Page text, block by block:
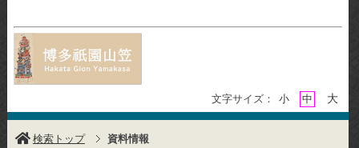
文字サイズ： 小 中 大
検索トップ 資料情報